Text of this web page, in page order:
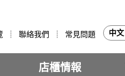
聯絡我們 常見問題 中文
店櫃情報